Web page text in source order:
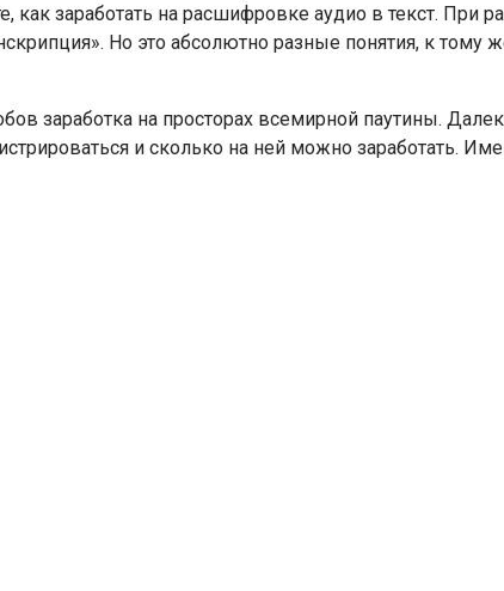
как заработать на расшифровке аудио в текст. При
Но это абсолютно разные понятия, к
заработка на просторах всемирной паутины.
и сколько на ней можно заработать.